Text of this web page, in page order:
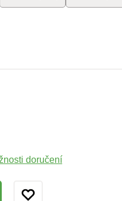
doručení